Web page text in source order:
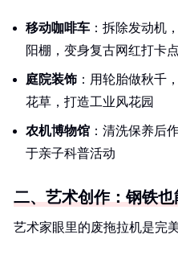
移动咖啡车 ：拆除发动机
阳棚，变身复古网红打卡点
庭院装饰 ：用轮胎做秋千
花草，打造工业风花园
农机博物馆 ：清洗保养后
于亲子科普活动
二、艺术创作：钢铁也
艺术家眼里的废拖拉机是完